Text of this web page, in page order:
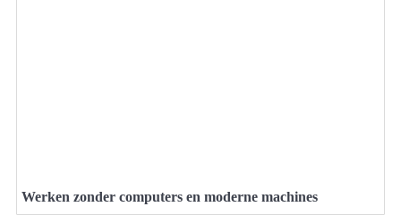
Werken zonder computers en moderne machines